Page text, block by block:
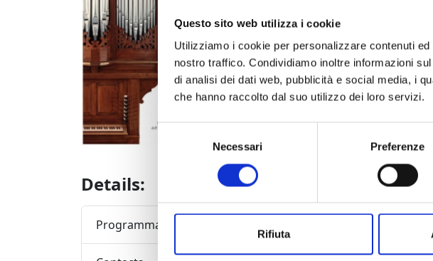
Questo sito web utilizza i cookie
Utilizziamo i cookie per personalizzare contenuti
nostro traffico. Condividiamo inoltre informazioni
di analisi dei dati web, pubblicità e social media, i
che hanno raccolto dal suo utilizzo dei loro servizi.
Selezione
Necessari Preferenze
Rifiuta
pace” (Festival of the Organ of
Paolo Bottini will play for the
on August 22nd.
The concert takes place in the
Details:
Programma completo della manifestazione o della stagione